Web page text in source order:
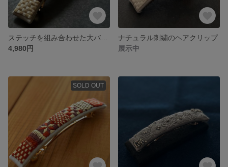
4,980円
ナチュラル刺繍のヘアクリップ
展示中
SOLD OUT